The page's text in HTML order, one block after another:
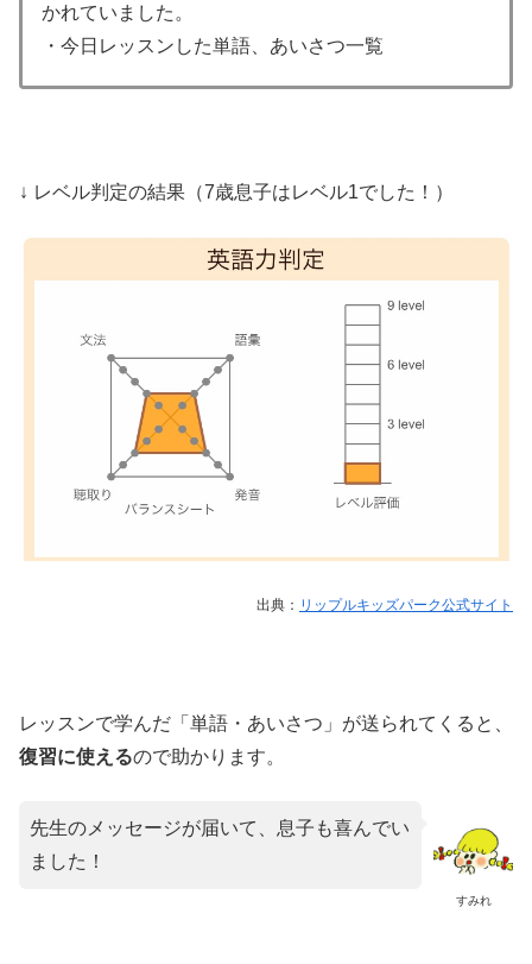
かれていました。
・今日レッスンした単語、あいさつ一覧
↓ レベル判定の結果（7歳息子はレベル1でした！）
出典： リップルキッズパーク公式サイト
レッスンで学んだ「単語・あいさつ」が送られてくると、
復習に使えるので助かります。
すみれ
先生のメッセージが届いて、息子も喜んでい
ました！